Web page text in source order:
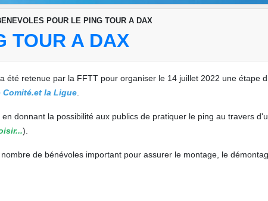
POUR LE PING TOUR A DAX
TOUR A DAX
été retenue par la FFTT pour organiser le 14 juillet 2022 une étape
Comité.et la Ligue.
donnant la possibilité aux publics de pratiquer le ping au travers
).
de bénévoles important pour assurer le montage, le